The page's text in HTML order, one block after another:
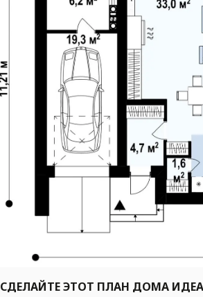
СДЕЛАЙТЕ ЭТОТ ПЛАН ДОМА